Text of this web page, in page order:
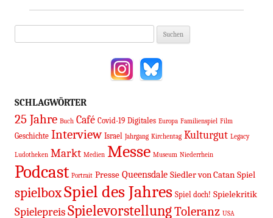
nach:
SCHLAGWÖRTER
25 Jahre Buch Café Covid-19 Digitales Europa Familienspiel Film
Geschichte Interview Israel Jahrgang Kirchentag Kulturgut Legacy
Ludotheken Markt Medien Messe Museum Niederrhein
Podcast Portrait Presse Queensdale Siedler von Catan Spiel
spielboxSpiel des Jahres Spiel doch! Spielekritik
SpielepreisSpielevorstellungToleranz USA